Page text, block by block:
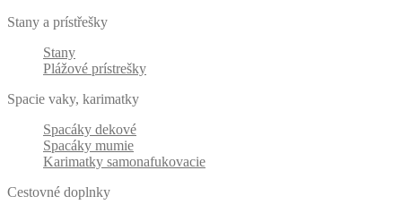
Stany a prístřešky
Stany
Plážové prístrešky
Spacie vaky, karimatky
Spacáky dekové
Spacáky mumie
Karimatky samonafukovacie
Cestovné doplnky